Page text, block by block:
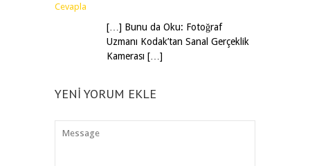
Cevapla
[…] Bunu da Oku: Fotoğraf
Uzmanı Kodak’tan Sanal Gerçeklik
Kamerası […]
YENI YORUM EKLE